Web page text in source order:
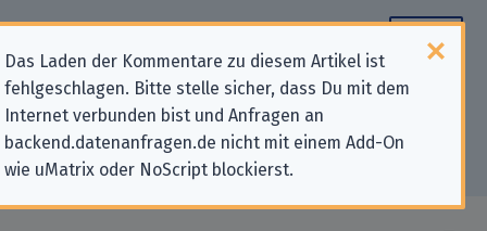
Das Laden der Kommentare zu diesem Artikel ist
fehlgeschlagen. Bitte stelle sicher, dass Du mit dem
Internet verbunden bist und Anfragen an
backend.datenanfragen.de nicht mit einem Add-On
wie uMatrix oder NoScript blockierst.
Datenschutz-Kontaktdaten für
„Bitly Europe GmbH“